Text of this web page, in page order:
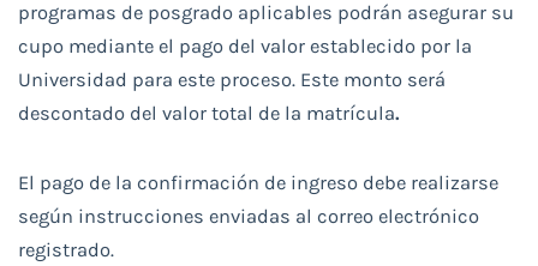
programas de posgrado aplicables podrán asegurar su
cupo mediante el pago del valor establecido por la
Universidad para este proceso. Este monto será
descontado del valor total de la matrícula.
El pago de la confirmación de ingreso debe realizarse
según instrucciones enviadas al correo electrónico
registrado.